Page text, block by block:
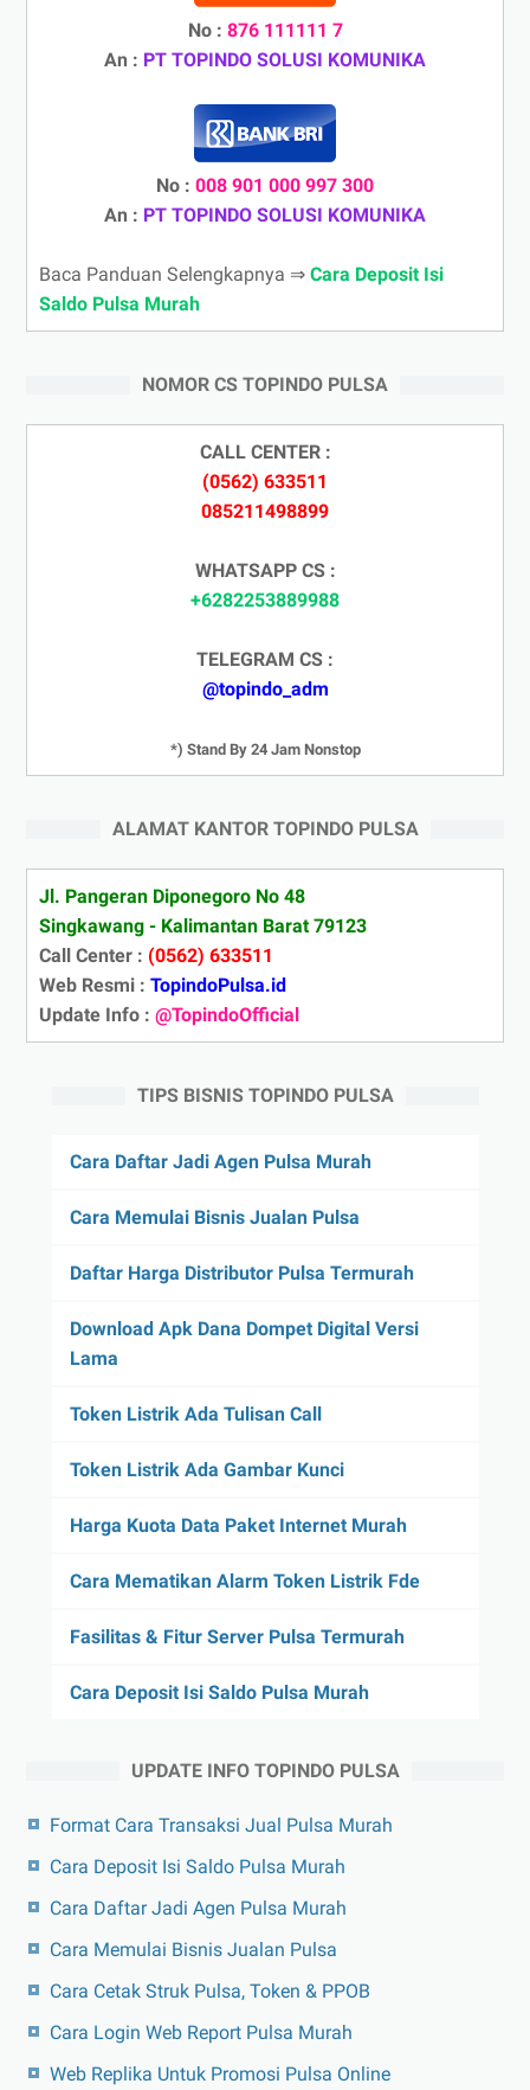
No : 876 111111 7
An : PT TOPINDO SOLUSI KOMUNIKA
No : 008 901 000 997 300
An : PT TOPINDO SOLUSI KOMUNIKA
Baca Panduan Selengkapnya ⇒ Cara Deposit Isi
Saldo Pulsa Murah
NOMOR CS TOPINDO PULSA
CALL CENTER :
(0562) 633511
085211498899
WHATSAPP CS :
+6282253889988
TELEGRAM CS :
@topindo_adm
*) Stand By 24 Jam Nonstop
ALAMAT KANTOR TOPINDO PULSA
Jl. Pangeran Diponegoro No 48
Singkawang - Kalimantan Barat 79123
Call Center : (0562) 633511
Web Resmi : TopindoPulsa.id
Update Info : @TopindoOfficial
TIPS BISNIS TOPINDO PULSA
Cara Daftar Jadi Agen Pulsa Murah
Cara Memulai Bisnis Jualan Pulsa
Daftar Harga Distributor Pulsa Termurah
Download Apk Dana Dompet Digital Versi
Lama
Token Listrik Ada Tulisan Call
Token Listrik Ada Gambar Kunci
Harga Kuota Data Paket Internet Murah
Cara Mematikan Alarm Token Listrik Fde
Fasilitas & Fitur Server Pulsa Termurah
Cara Deposit Isi Saldo Pulsa Murah
UPDATE INFO TOPINDO PULSA
Format Cara Transaksi Jual Pulsa Murah
Cara Deposit Isi Saldo Pulsa Murah
Cara Daftar Jadi Agen Pulsa Murah
Cara Memulai Bisnis Jualan Pulsa
Cara Cetak Struk Pulsa, Token & PPOB
Cara Login Web Report Pulsa Murah
Web Replika Untuk Promosi Pulsa Online